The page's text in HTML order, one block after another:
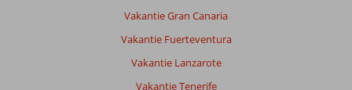
Vakantie Gran Canaria
Vakantie Fuerteventura
Vakantie Lanzarote
Vakantie Tenerife